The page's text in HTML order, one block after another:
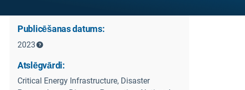
Publicēšanas datums:
2023
Atslēgvārdi:
Critical Energy Infrastructure, Disaster